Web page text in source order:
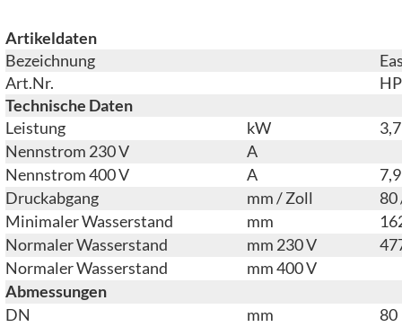
Artikeldaten
Bezeichnung
Art.Nr.
Technische Daten
Leistung
kW
3,7
Nennstrom 230 V
A
Nennstrom 400 V
A
7,9
Druckabgang
mm / Zoll
80
Minimaler Wasserstand
mm
Normaler Wasserstand
mm 230 V
Normaler Wasserstand
mm 400 V
Abmessungen
DN
mm
80